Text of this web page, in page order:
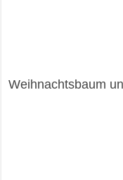
Weihnachtsbaum